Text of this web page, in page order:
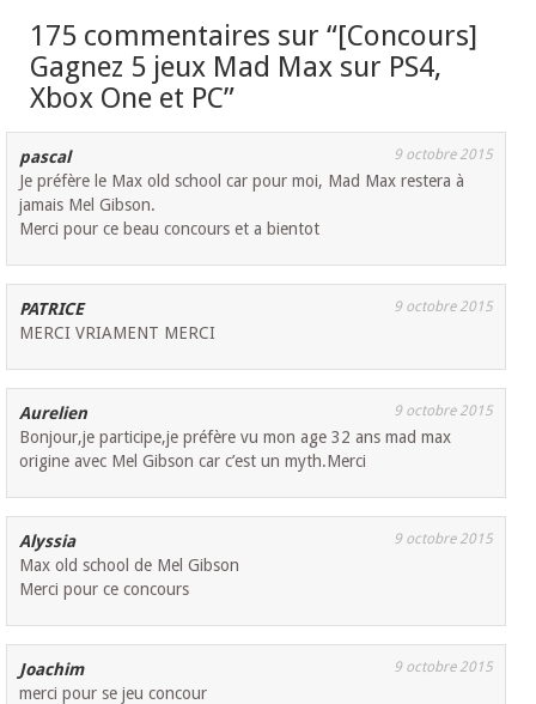
175 commentaires sur “[Concours]
Gagnez 5 jeux Mad Max sur PS4,
Xbox One et PC”
pascal 9 octobre 2015
Je préfère le Max old school car pour moi, Mad Max restera à
jamais Mel Gibson.
Merci pour ce beau concours et a bientot
PATRICE 9 octobre 2015
MERCI VRIAMENT MERCI
Aurelien 9 octobre 2015
Bonjour,je participe,je préfère vu mon age 32 ans mad max
origine avec Mel Gibson car c’est un myth.Merci
Alyssia 9 octobre 2015
Max old school de Mel Gibson
Merci pour ce concours
Joachim 9 octobre 2015
merci pour se jeu concour